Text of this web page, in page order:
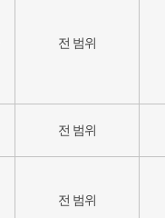
전 범위
전 범위
전 범위